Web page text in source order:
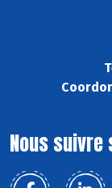
Nous suivre